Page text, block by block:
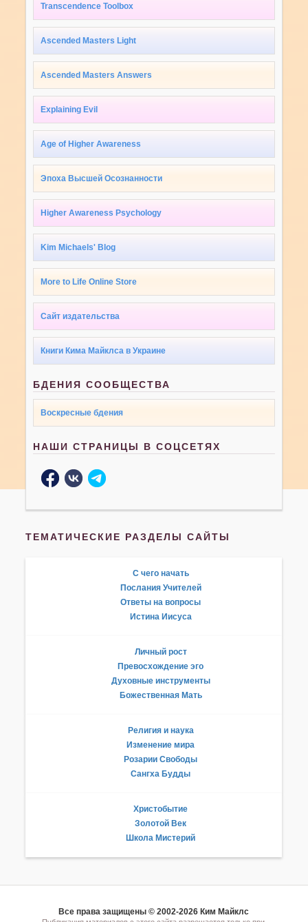
Transcendence Toolbox
Ascended Masters Light
Ascended Masters Answers
Explaining Evil
Age of Higher Awareness
Эпоха Высшей Осознанности
Higher Awareness Psychology
Kim Michaels' Blog
More to Life Online Store
Сайт издательства
Книги Кима Майклса в Украине
БДЕНИЯ СООБЩЕСТВА
Воскресные бдения
НАШИ СТРАНИЦЫ В СОЦСЕТЯХ
ТЕМАТИЧЕСКИЕ РАЗДЕЛЫ САЙТЫ
С чего начать
Послания Учителей
Ответы на вопросы
Истина Иисуса
Личный рост
Превосхождение эго
Духовные инструменты
Божественная Мать
Религия и наука
Изменение мира
Розарии Свободы
Сангха Будды
Христобытие
Золотой Век
Школа Мистерий
Все права защищены © 2002-2026 Ким Майклс